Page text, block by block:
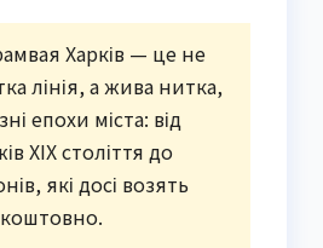
Харків — це не
лінія, а жива нитка,
епохи міста: від
XIX століття до
які досі возять